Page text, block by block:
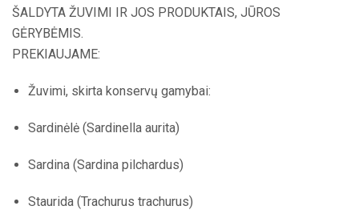
ŠALDYTA ŽUVIMI IR JOS PRODUKTAIS, JŪROS
GĖRYBĖMIS.
PREKIAUJAME:
Žuvimi, skirta konservų gamybai:
Sardinėlė (Sardinella aurita)
Sardina (Sardina pilchardus)
Staurida (Trachurus trachurus)